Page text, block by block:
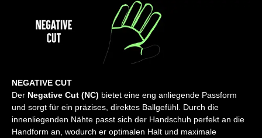
NEGATIVE CUT
Der Negative Cut (NC) bietet eine eng anliegende Passform
und sorgt für ein präzises, direktes Ballgefühl. Durch die
innenliegenden Nähte passt sich der Handschuh perfekt an die
Handform an, wodurch er optimalen Halt und maximale